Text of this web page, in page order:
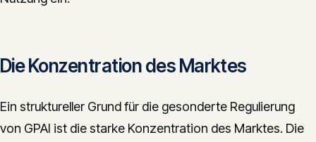
Die Konzentration des Marktes
Ein struktureller Grund für die gesonderte Regulierung
von GPAI ist die starke Konzentration des Marktes. Die